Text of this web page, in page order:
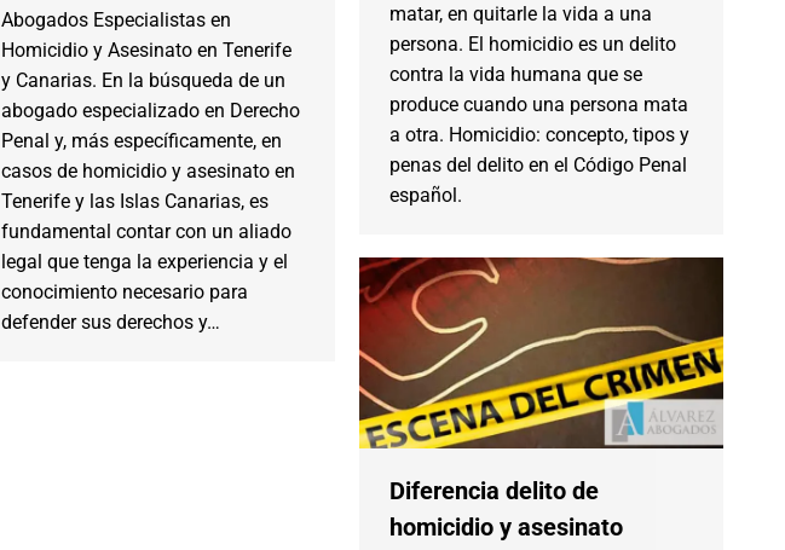
Abogados Especialistas en
Homicidio y Asesinato en Tenerife
y Canarias. En la búsqueda de un
abogado especializado en Derecho
Penal y, más específicamente, en
casos de homicidio y asesinato en
Tenerife y las Islas Canarias, es
fundamental contar con un aliado
legal que tenga la experiencia y el
conocimiento necesario para
defender sus derechos y…
matar, en quitarle la vida a una
persona. El homicidio es un delito
contra la vida humana que se
produce cuando una persona mata
a otra. Homicidio: concepto, tipos y
penas del delito en el Código Penal
español.
Diferencia delito de
homicidio y asesinato